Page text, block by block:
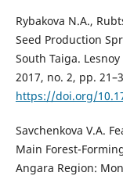
Rybakova N.A.,
Seed Production
South Taiga.
2017, no. 2, pp.
https://doi.org/
Savchenkova V.A.
Main Forest-
Angara Region: